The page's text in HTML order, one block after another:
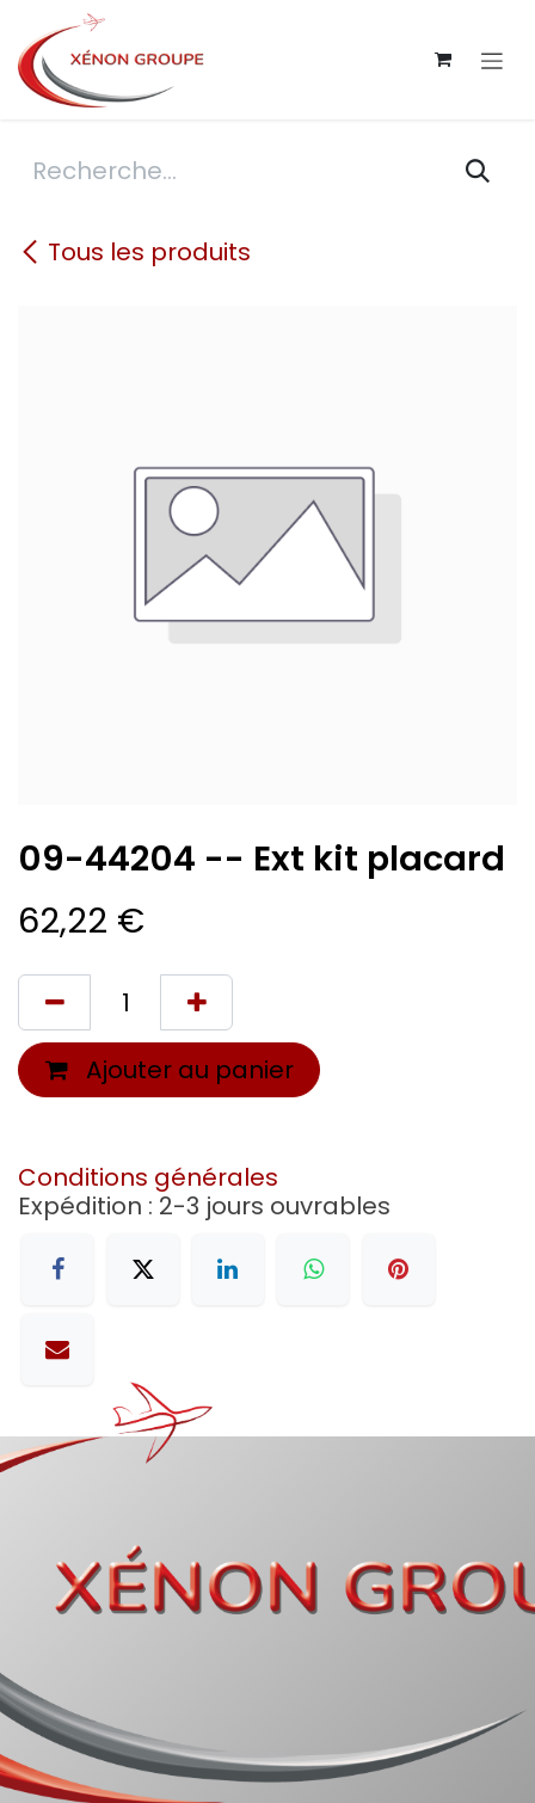
Se rendre au contenu
Tous les produits
09-44204 -- Ext kit placard
62,22 €
Ajouter au panier
Conditions générales
Expédition : 2-3 jours ouvrables